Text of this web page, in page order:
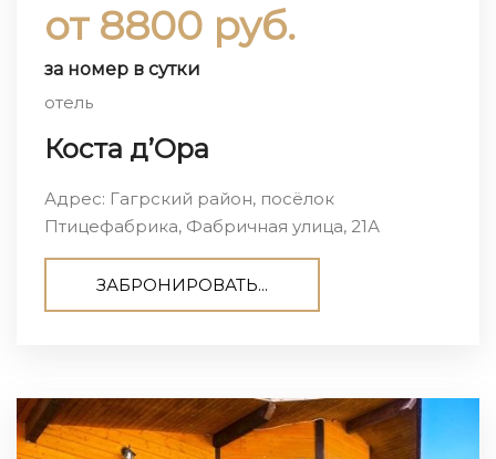
от 8800 руб.
за номер в сутки
отель
Коста д’Ора
Адрес: Гагрский район, посёлок
Птицефабрика, Фабричная улица, 21А
ЗАБРОНИРОВАТЬ...